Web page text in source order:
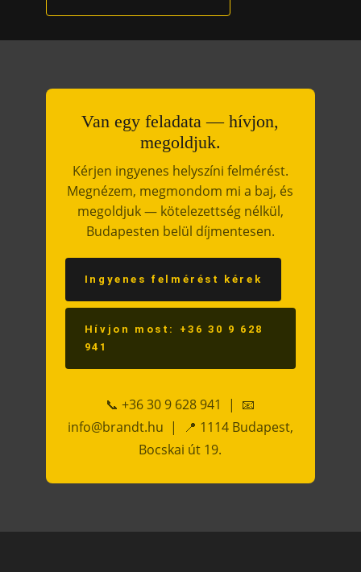
Van egy feladata — hívjon,
megoldjuk.
Kérjen ingyenes helyszíni felmérést.
Megnézem, megmondom mi a baj, és
megoldjuk — kötelezettség nélkül,
Budapesten belül díjmentesen.
Ingyenes felmérést kérek
Hívjon most: +36 30 9 628
941
📞 +36 30 9 628 941 | 📧
info@brandt.hu | 📍 1114 Budapest,
Bocskai út 19.